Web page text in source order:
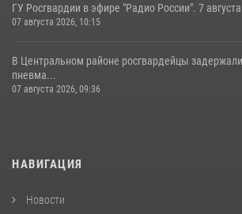
ГУ Росгвардии в эфире "Радио России". 7 августа
07 августа 2026, 10:15
В Центральном районе росгвардейцы задержали
пневма...
07 августа 2026, 09:36
НАВИГАЦИЯ
Новости